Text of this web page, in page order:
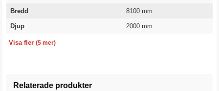
Bredd 8100 mm
Djup
2000 mm
Visa fler (5 mer)
Relaterade produkter